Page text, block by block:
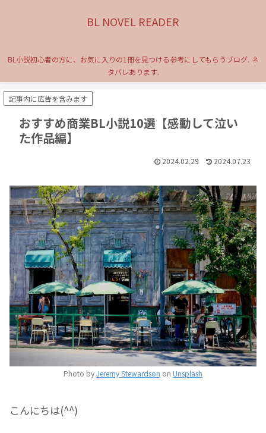
BL NOVEL READER
BL小説初心者の方に、お気に入りの1冊を見つける参考にしてもらうブログ. ネ
タバレあります.
記事内に広告を含みます
おすすめ商業BL小説10選【感動して泣い
た作品編】
2024.02.29 2024.07.23
Photo byJeremy Stewardson on Unsplash
こんにちは(^^)